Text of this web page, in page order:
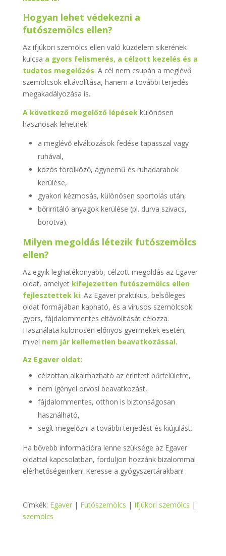
Hogyan lehet védekezni a
futószemölcs ellen?
Az ifjúkori szemölcs ellen való küzdelem sikerének
kulcsa a gyors felismerés, a célzott kezelés és a
tudatos megelőzés. A cél nem csupán a meglévő
szemölcsök eltávolítása, hanem a további terjedés
megakadályozása is.
A következő megelőző lépések különösen
hasznosak lehetnek:
a meglévő elváltozások fedése tapasszal vagy
ruhával,
közös törölköző, ágynemű és ruhadarabok
kerülése,
gyakori kézmosás, különösen sportolás után,
bőrirritáló anyagok kerülése (pl. durva szivacs,
borotva).
Milyen megoldás létezik futószemölcs
ellen?
Az egyik leghatékonyabb, célzott megoldás az Egaver
oldat, amelyet kifejezetten futószemölcs ellen
fejlesztettek ki. Az Egaver praktikus, belsőleges
oldat formájában kapható, és a vírusos szemölcsök
gyors, fájdalommentes eltávolítását célozza.
Használata különösen előnyös gyermekek esetén,
mivel nem jár kellemetlen beavatkozással.
Az Egaver oldat:
célzottan alkalmazható az érintett bőrfelületre,
nem igényel orvosi beavatkozást,
fájdalommentes, otthon is biztonságosan
használható,
segít megelőzni a további terjedést és kiújulást.
Ha bővebb információra lenne szüksége az Egaver
oldattal kapcsolatban, forduljon hozzánk bizalommal
elérhetőségeinken! Keresse a gyógyszertárakban!
Címkék: Egaver| Futószemölcs | Ifjúkori szemölcs |
szemölcs